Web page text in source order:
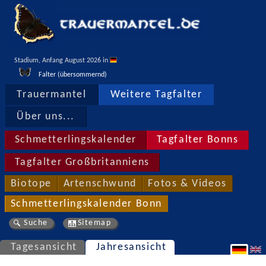
Stadium, Anfang August 2026 in
Falter (übersommernd)
Trauermantel Weitere Tagfalter
Über uns...
Schmetterlingskalender Tagfalter Bonns
Tagfalter Großbritanniens
Biotope Artenschwund Fotos & Videos
Schmetterlingskalender Bonn
Suche Sitemap
Tagesansicht Jahresansicht